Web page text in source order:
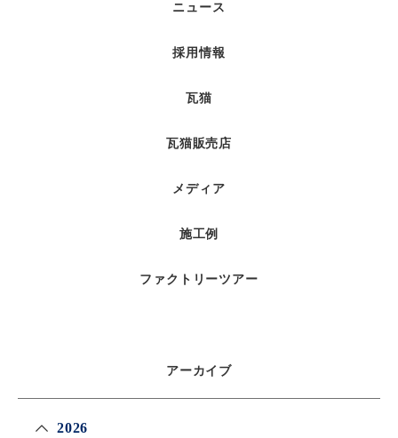
ニュース
採用情報
瓦猫
瓦猫販売店
メディア
施工例
ファクトリーツアー
アーカイブ
2026